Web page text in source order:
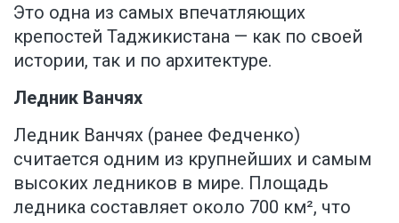
Это одна из самых впечатляющих
крепостей Таджикистана — как по своей
истории, так и по архитектуре.
Ледник Ванчях
Ледник Ванчях (ранее Федченко)
считается одним из крупнейших и самым
высоких ледников в мире. Площадь
ледника составляет около 700 км², что